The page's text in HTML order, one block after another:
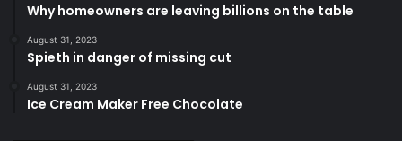
Why homeowners are leaving billions on the table
August 31, 2023
Spieth in danger of missing cut
August 31, 2023
Ice Cream Maker Free Chocolate